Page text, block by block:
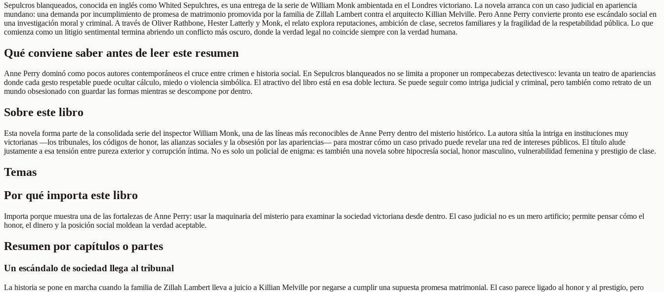
Sepulcros blanqueados, conocida en inglés como Whited Sepulchres, es una entrega de la serie de William Monk ambientada en el Londres victoriano. La novela arranca con un caso judicial en apariencia
mundano: una demanda por incumplimiento de promesa de matrimonio promovida por la familia de Zillah Lambert contra el arquitecto Killian Melville. Pero Anne Perry convierte pronto ese escándalo social en
una investigación moral y criminal. A través de Oliver Rathbone, Hester Latterly y Monk, el relato explora reputaciones, ambición de clase, secretos familiares y la fragilidad de la respetabilidad pública. Lo que
comienza como un litigio sentimental termina abriendo un conflicto más oscuro, donde la verdad legal no coincide siempre con la verdad humana.
Qué conviene saber antes de leer este resumen
Anne Perry dominó como pocos autores contemporáneos el cruce entre crimen e historia social. En Sepulcros blanqueados no se limita a proponer un rompecabezas detectivesco: levanta un teatro de apariencias
donde cada gesto respetable puede ocultar cálculo, miedo o violencia simbólica. El atractivo del libro está en esa doble lectura. Se puede seguir como intriga judicial y criminal, pero también como retrato de un
mundo obsesionado con guardar las formas mientras se descompone por dentro.
Sobre este libro
Esta novela forma parte de la consolidada serie del inspector William Monk, una de las líneas más reconocibles de Anne Perry dentro del misterio histórico. La autora sitúa la intriga en instituciones muy
victorianas —los tribunales, los códigos de honor, las alianzas sociales y la obsesión por las apariencias— para mostrar cómo un caso privado puede revelar una red de intereses públicos. El título alude
justamente a esa tensión entre pureza exterior y corrupción íntima. No es solo un policial de enigma: es también una novela sobre hipocresía social, honor masculino, vulnerabilidad femenina y prestigio de clase.
Temas
Por qué importa este libro
Importa porque muestra una de las fortalezas de Anne Perry: usar la maquinaria del misterio para examinar la sociedad victoriana desde dentro. El caso judicial no es un mero artificio; permite pensar cómo el
honor, el dinero y la posición social moldean la verdad aceptable.
Resumen por capítulos o partes
Un escándalo de sociedad llega al tribunal
La historia se pone en marcha cuando la familia de Zillah Lambert lleva a juicio a Killian Melville por negarse a cumplir una supuesta promesa matrimonial. El caso parece ligado al honor y al prestigio, pero